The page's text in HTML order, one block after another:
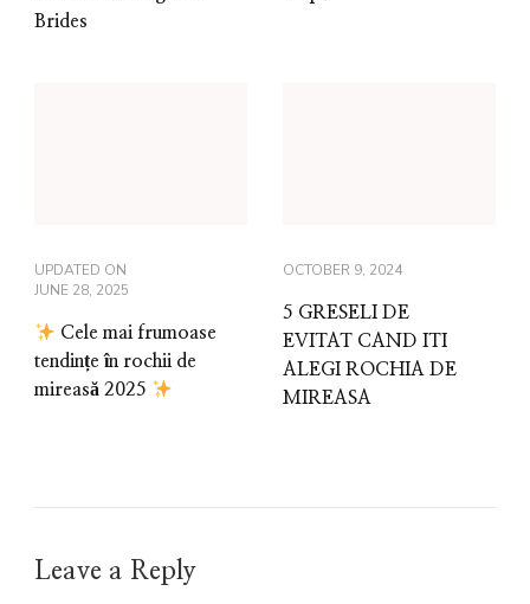
Brides
UPDATED ON
JUNE 28, 2025
Cele mai frumoase
tendințe în rochii de
mireasă 2025
OCTOBER 9, 2024
5 GRESELI DE
EVITAT CAND ITI
ALEGI ROCHIA DE
MIREASA
Leave a Reply